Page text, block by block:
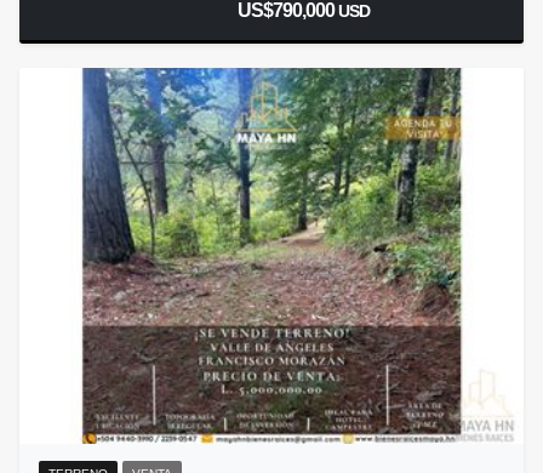
US$790,000USD